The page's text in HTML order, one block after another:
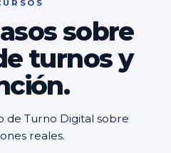
sobre
turnos y
de Turno Digital sobre
reales.